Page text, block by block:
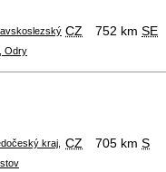
Odry
CZ 752 km SE
kraj,
CZ 705 km S